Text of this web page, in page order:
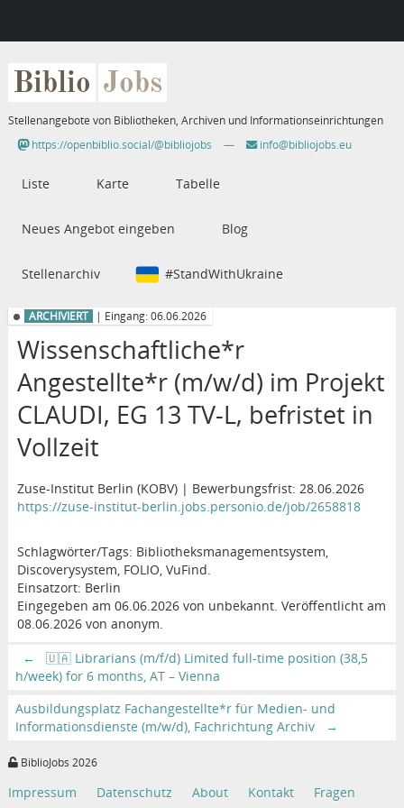
Biblio Jobs
Stellenangebote von Bibliotheken, Archiven und Informationseinrichtungen
https://openbiblio.social/@bibliojobs
— info@bibliojobs.eu
Liste Karte Tabelle
Neues Angebot eingeben Blog
Stellenarchiv #StandWithUkraine
ARCHIVIERT | Eingang: 06.06.2026
Wissenschaftliche*r
Angestellte*r (m/w/d) im Projekt
CLAUDI, EG 13 TV-L, befristet in
Vollzeit
Zuse-Institut Berlin (KOBV) | Bewerbungsfrist: 28.06.2026
https://zuse-institut-berlin.jobs.personio.de/job/2658818
Schlagwörter/Tags: Bibliotheksmanagementsystem,
Discoverysystem, FOLIO, VuFind.
Einsatzort: Berlin
Eingegeben am 06.06.2026 von unbekannt. Veröffentlicht am
08.06.2026 von anonym.
←
🇺🇦 Librarians (m/f/d) Limited full-time position (38,5
h/week) for 6 months, AT – Vienna
Ausbildungsplatz Fachangestellte*r für Medien- und
Informationsdienste (m/w/d), Fachrichtung Archiv
→
BiblioJobs 2026
Impressum Datenschutz About Kontakt Fragen